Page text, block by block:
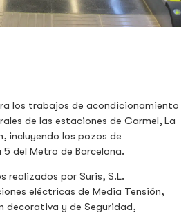
los trabajos de acondicionamiento
de las estaciones de Carmel, La
incluyendo los pozos de
del Metro de Barcelona.
realizados por Suris, S.L.
eléctricas de Media Tensión,
decorativa y de Seguridad,